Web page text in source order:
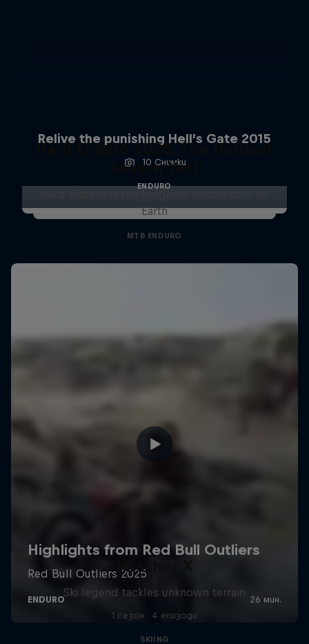
Relive the punishing Hell’s Gate 2015
10 Снимки
ENDURO
Hard Enduro 2025: The Hardest
Season Yet?
Earth
MTB ENDURO
Hirscher X
Ski legend tackles unknown terrain
1 сезон · 4 епизоди
SKIING